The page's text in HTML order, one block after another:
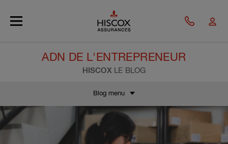
ADN DE L'ENTREPRENEUR
HISCOX LE BLOG
Blog menu